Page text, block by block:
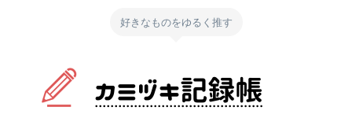
好きなものをゆるく推す